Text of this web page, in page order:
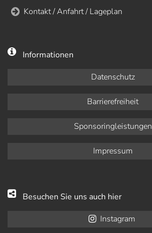
Kontakt / Anfahrt / Lageplan
Informationen
Datenschutz
Barrierefreiheit
Sponsoringleistungen
Impressum
Besuchen Sie uns auch hier
Instagram